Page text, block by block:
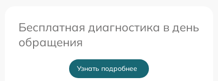
Бесплатная диагностика в день
обращения
Узнать подробнее